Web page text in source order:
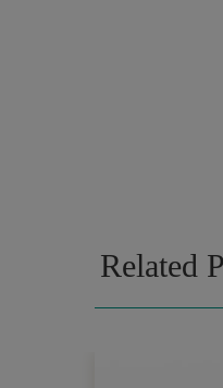
Related